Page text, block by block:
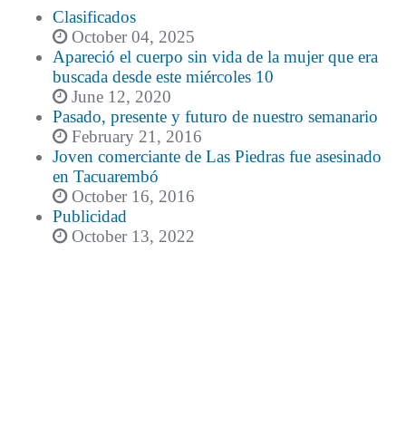
Clasificados
October 04, 2025
Apareció el cuerpo sin vida de la mujer que era
buscada desde este miércoles 10
June 12, 2020
Pasado, presente y futuro de nuestro semanario
February 21, 2016
Joven comerciante de Las Piedras fue asesinado
en Tacuarembó
October 16, 2016
Publicidad
October 13, 2022